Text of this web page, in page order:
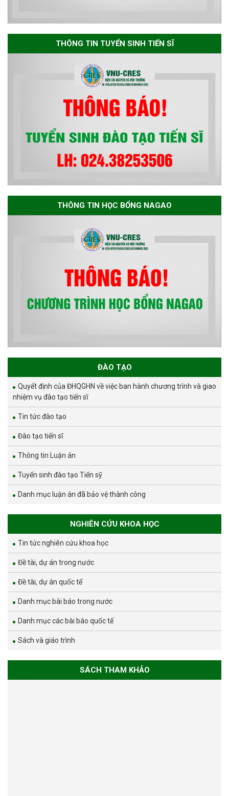
Thông báo danh sách thí sinh
đủ điều kiện dự tuyển Chương
trình đào tạo tiến sĩ chuyên
ngành Môi trường và phát triển
bền vững đợt 1 năm 2026
THÔNG TIN TUYỂN SINH TIẾN SĨ
THÔNG TIN HỌC BỔNG NAGAO
ĐÀO TẠO
Quyết định của ĐHQGHN về việc ban hành chương trình và giao
nhiệm vụ đào tạo tiến sĩ
Tin tức đào tạo
Đào tạo tiến sĩ
Thông tin Luận án
Tuyển sinh đào tạo Tiến sỹ
Danh mục luận án đã bảo vệ thành công
NGHIÊN CỨU KHOA HỌC
Tin tức nghiên cứu khoa học
Đề tài, dự án trong nước
Đề tài, dự án quốc tế
Danh mục bài báo trong nước
Danh mục các bài báo quốc tế
Sách và giáo trình
SÁCH THAM KHẢO